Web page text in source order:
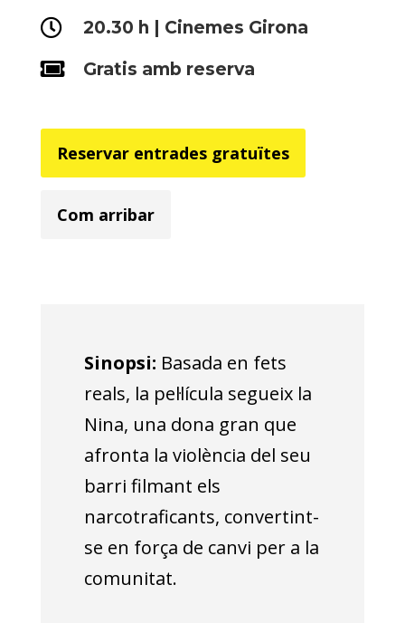
 20.30 h | Cinemes Girona
 Gratis amb reserva
Reservar entrades gratuïtes
Com arribar
Sinopsi: Basada en fets
reals, la pel·lícula segueix la
Nina, una dona gran que
afronta la violència del seu
barri filmant els
narcotraficants, convertint-
se en força de canvi per a la
comunitat.